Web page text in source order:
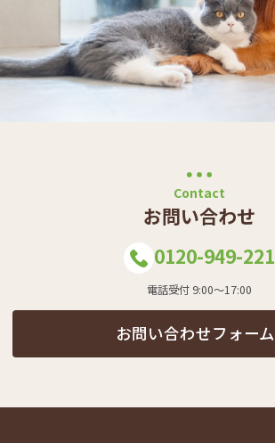
Contact
お問い合わせ
0120-949-221
電話受付 9:00～17:00
お問い合わせフォーム